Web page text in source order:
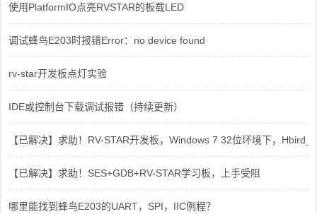
使用PlatformIO点亮RVSTAR的板载LED
调试蜂鸟E203时报错Error：no device found
rv-star开发板点灯实验
IDE或控制台下载调试报错（持续更新）
【已解决】求助！RV-STAR开发板，Windows 7 32位环境下，
【已解决】求助！SES+GDB+RV-STAR学习板，上手受阻
哪里能找到蜂鸟E203的UART，SPI，IIC例程？